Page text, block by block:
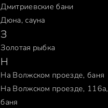
Дмитриевские бани
Дюна, сауна
З
Золотая рыбка
Н
На Волжском проезде, баня
На Волжском проезде, 116а,
баня